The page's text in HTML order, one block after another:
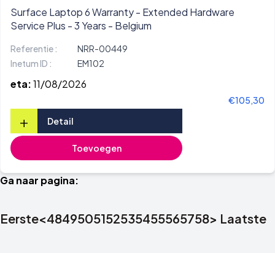
Surface Laptop 6 Warranty - Extended Hardware
Service Plus - 3 Years - Belgium
Referentie :
NRR-00449
Inetum ID :
EM102
eta:11/08/2026
€105,30
+ Detail
Toevoegen
Ga naar pagina:
Eerste<4849505152535455565758> Laatste